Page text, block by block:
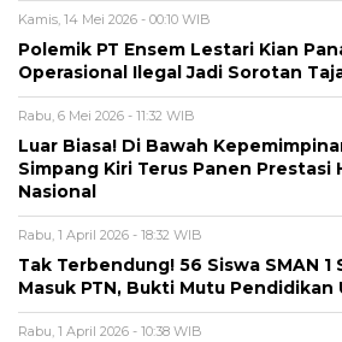
Kamis, 14 Mei 2026 - 00:10 WIB
Polemik PT Ensem Lestari Kian
Operasional Ilegal Jadi Sorotan
Rabu, 6 Mei 2026 - 11:32 WIB
Luar Biasa! Di Bawah
Simpang Kiri Terus Panen Prestasi
Nasional
Rabu, 1 April 2026 - 18:32 WIB
Tak Terbendung! 56 Siswa SMAN 1
Masuk PTN, Bukti Mutu Pendidikan
Rabu, 1 April 2026 - 10:38 WIB